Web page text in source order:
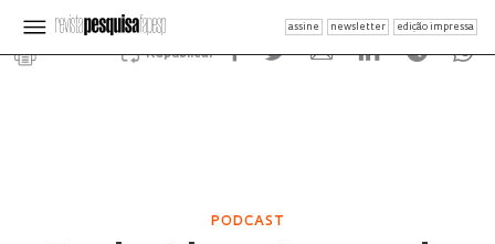
assine newsletter edição impressa
Republicar
PODCAST